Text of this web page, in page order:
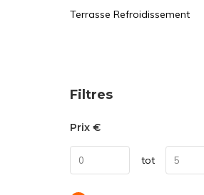
Terrasse Refroidissement
Trier par:
Filtres
Prix €
tot